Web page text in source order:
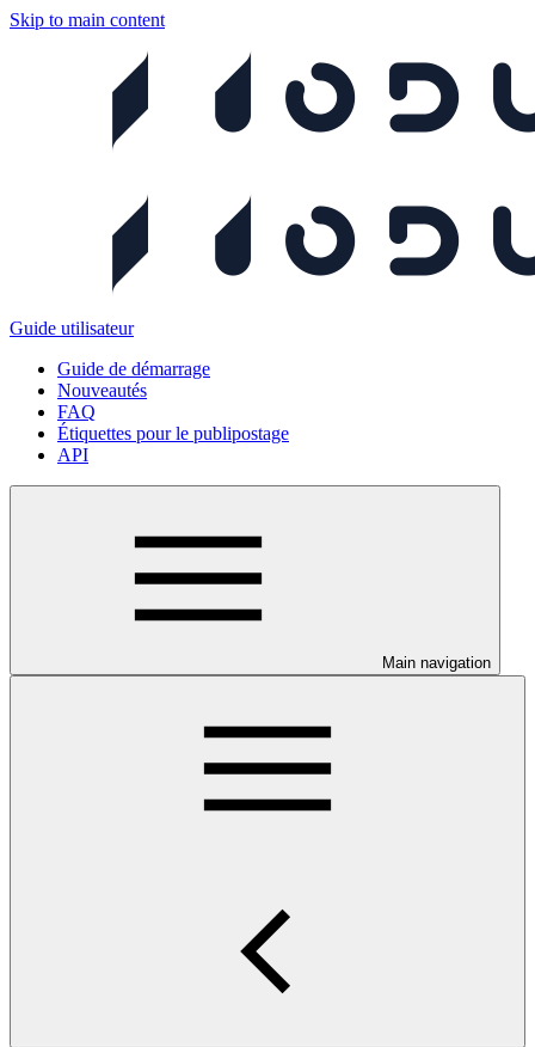
Skip to main content
Guide utilisateur
Guide de démarrage
Nouveautés
FAQ
Étiquettes pour le publipostage
API
Main navigation